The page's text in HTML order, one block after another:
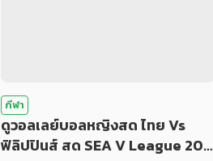
กีฬา
ดูวอลเลย์บอลหญิงสด ไทย Vs
ฟิลิปปินส์ สด SEA V League 20…